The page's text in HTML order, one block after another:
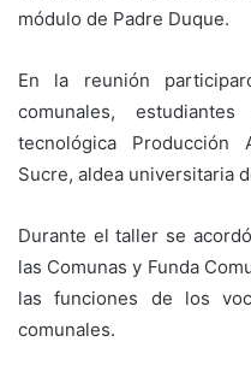
módulo de Padre Duque.
En la reunión
comunales,
tecnológica Producción
Sucre, aldea universitaria
Durante el taller se
las Comunas y Funda
las funciones de los
comunales.